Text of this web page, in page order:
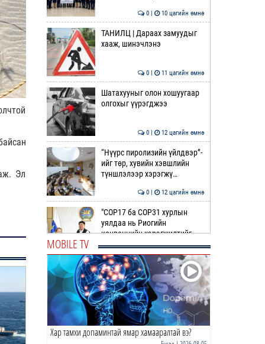
Эл
0 | 10 цагийн өмнө
ТАНИЛЦ | Дараах замуудыг
хааж, шинэчлэнэ
0 | 11 цагийн өмнө
Шатахууныг олон хошуугаар
олгохыг үүрэгджээ
0 | 12 цагийн өмнө
“Нүүрс пиролизийн үйлдвэр”-
ийг төр, хувийн хэвшлийн
түншлэлээр хэрэгжү…
0 | 12 цагийн өмнө
"COP17 ба COP31 хурлын
уялдаа нь Риогийн
конвенцийн хэрэгжилтийг
ахиул…
Монгол төрийн парадокс нь
шатахуун
0 | 12 цагийн өмнө
Б.Пүрэвдагва: Найман
MOBILE TV
Хар тамхи допаминтай ямар хамааралтай вэ?